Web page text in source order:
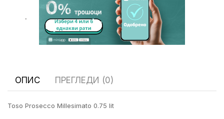
.
ОПИС ПРЕГЛЕДИ (0)
Toso Prosecco Millesimato 0.75 lit